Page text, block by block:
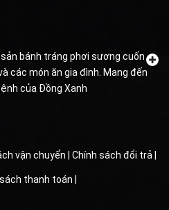
bánh tráng phơi sương cuốn
các món ăn gia đình. Mang đến
của Đồng Xanh
vận chuyển | Chính sách đổi trả |
thanh toán |